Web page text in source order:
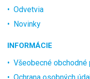
Odvetvia
Novinky
INFORMÁCIE
Všeobecné obchodné